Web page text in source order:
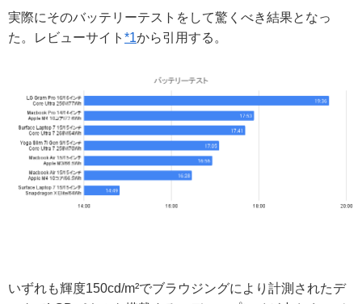
実際にそのバッテリーテストをして驚くべき結果となっ
た。レビューサイト *1から引用する。
いずれも輝度150cd/m²でブラウジングにより計測されたデ